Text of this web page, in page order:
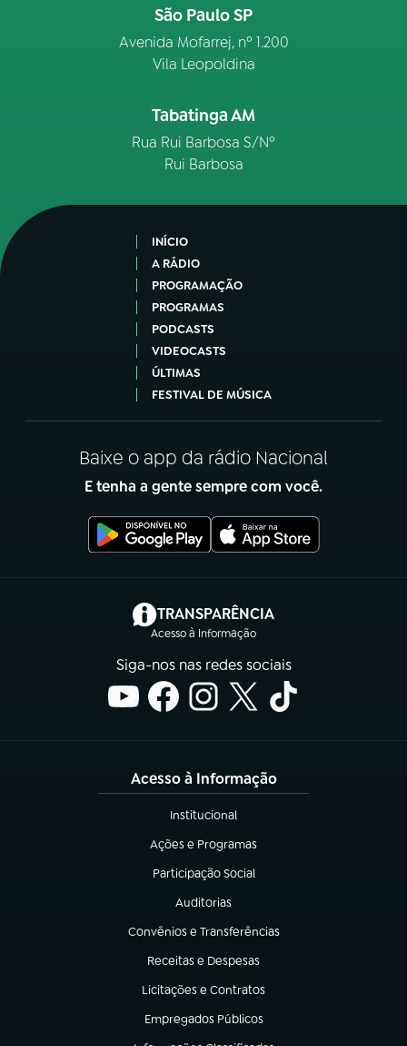
São Paulo SP
Avenida Mofarrej, nº 1.200
Vila Leopoldina
Tabatinga AM
Rua Rui Barbosa S/Nº
Rui Barbosa
INÍCIO
A RÁDIO
PROGRAMAÇÃO
PROGRAMAS
PODCASTS
VIDEOCASTS
ÚLTIMAS
FESTIVAL DE MÚSICA
Baixe o app da rádio Nacional
E tenha a gente sempre com você.
TRANSPARÊNCIA
Acesso à Informação
(abre em nova aba)
Siga-nos nas redes sociais
Acesso à Informação
Institucional
(abre em nova aba)
Ações e Programas
(abre em nova aba)
Participação Social
(abre em nova aba)
Auditorias
(abre em nova aba)
Convênios e Transferências
(abre em nova aba)
Receitas e Despesas
(abre em nova aba)
Licitações e Contratos
(abre em nova aba)
Empregados Públicos
(abre em nova aba)